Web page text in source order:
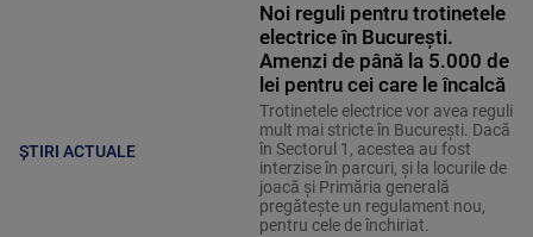
ȘTIRI ACTUALE
Noi reguli pentru trotinetele
electrice în București.
Amenzi de până la 5.000 de
lei pentru cei care le încalcă
Trotinetele electrice vor avea reguli
mult mai stricte în București. Dacă
în Sectorul 1, acestea au fost
interzise în parcuri, și la locurile de
joacă și Primăria generală
pregătește un regulament nou,
pentru cele de închiriat.